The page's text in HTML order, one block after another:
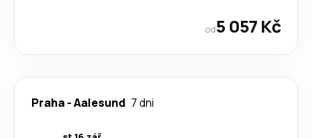
od5 057 Kč
Praha-Aalesund 7 dni